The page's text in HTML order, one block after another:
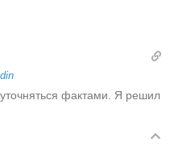
фактами. Я решил